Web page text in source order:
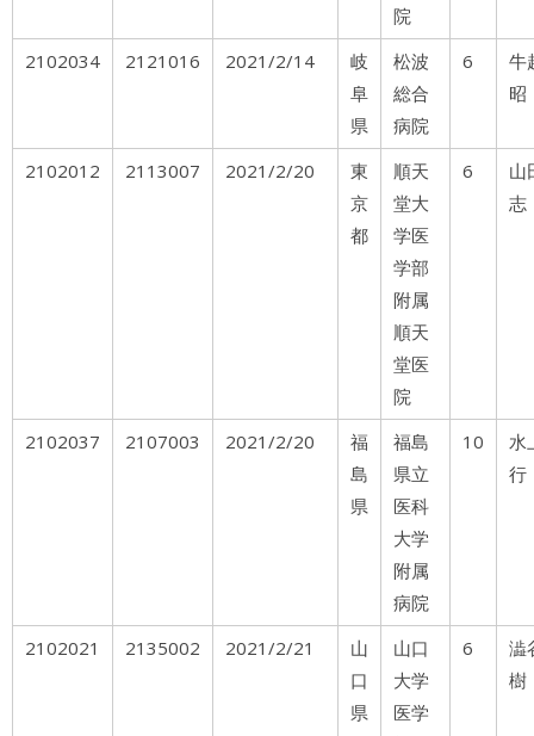
院
2102034 2121016 2021/2/14
岐
阜
県
松波
総合
病院
6
牛
昭
2102012 2113007 2021/2/20
東
京
都
順天
堂大
学医
学部
附属
順天
堂医
院
6
山
志
2102037 2107003 2021/2/20
福
島
県
福島
県立
医科
大学
附属
病院
10
水
行
2102021 2135002 2021/2/21
山
口
県
山口
大学
医学
6
澁
樹